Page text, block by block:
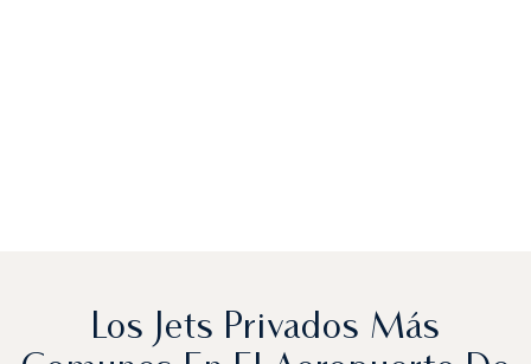
Los Jets Privados Más